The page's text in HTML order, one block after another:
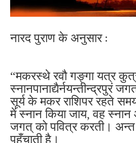
नारद पुराण के अनुसार :
“मकरस्थे रवौ गङ्गा यत्र
स्नानपानाद्यैर्नयन्तीन्द्रपुरं
सूर्य के मकर राशिपर रहते
में स्नान किया जाय, वह स्नान
जगत्‌‍ को पवित्र करती।
पहुँचाती है।